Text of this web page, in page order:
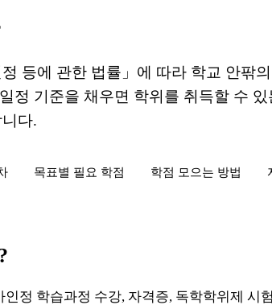
등에 관한 법률」에 따라 학교 안팎
정 기준을 채우면 학위를 취득할 수
다.
목표별 필요 학점 학점 모으는 방법
정 학습과정 수강, 자격증, 독학학위제 시